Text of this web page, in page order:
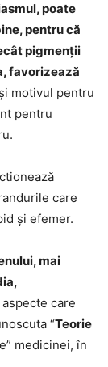
poate
pentru că
pigmenții
favorizează
motivul pentru
pentru
care
şi efemer.
mai
aspecte care
“Teorie
medicinei, în